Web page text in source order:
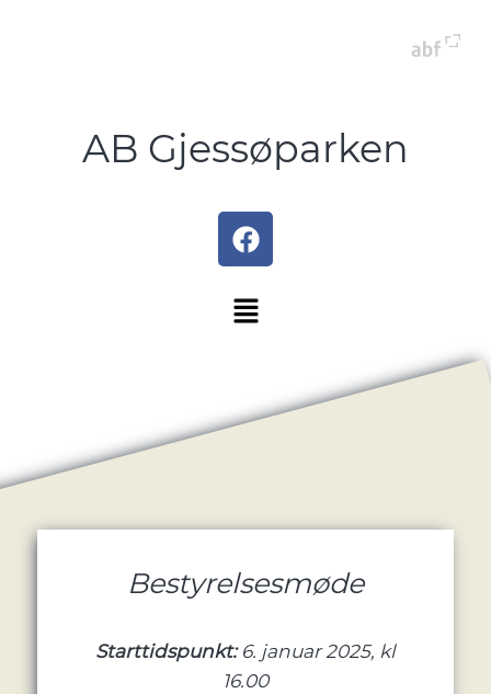
AB Gjessøparken
Bestyrelsesmøde
Starttidspunkt: 6. januar 2025, kl
16.00